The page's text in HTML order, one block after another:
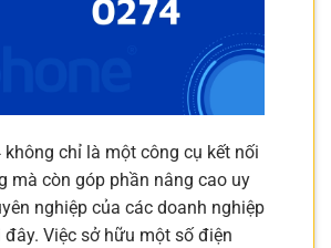
chỉ là một công cụ kết nối
mà còn góp phần nâng cao uy
nghiệp của các doanh nghiệp
Việc sở hữu một số điện